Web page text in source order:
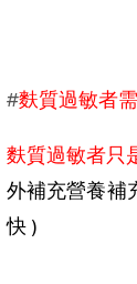
#麩質過敏者
麩質過敏者只
外補充營養補
快 )